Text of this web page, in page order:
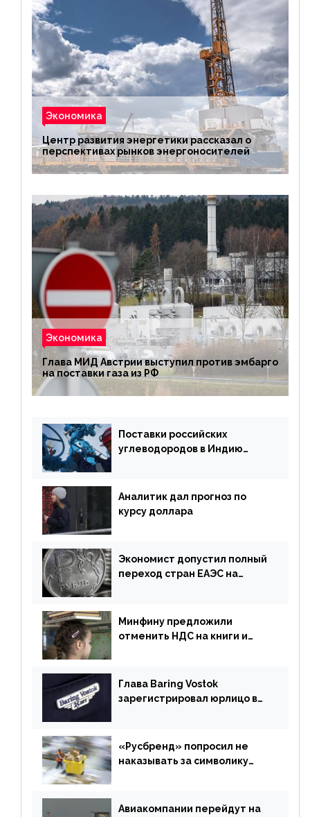
Экономика
Центр развития энергетики рассказал о
перспективах рынков энергоносителей
Экономика
Глава МИД Австрии выступил против эмбарго
на поставки газа из РФ
Поставки российских
углеводородов в Индию
Аналитик дал прогноз по
курсу доллара
Экономист допустил полный
переход стран ЕАЭС на
Минфину предложили
отменить НДС на книги и
Глава Baring Vostok
зарегистрировал юрлицо в
«Русбренд» попросил не
наказывать за символику
Авиакомпании перейдут на